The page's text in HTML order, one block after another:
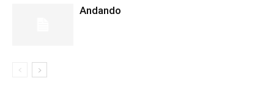
Andando